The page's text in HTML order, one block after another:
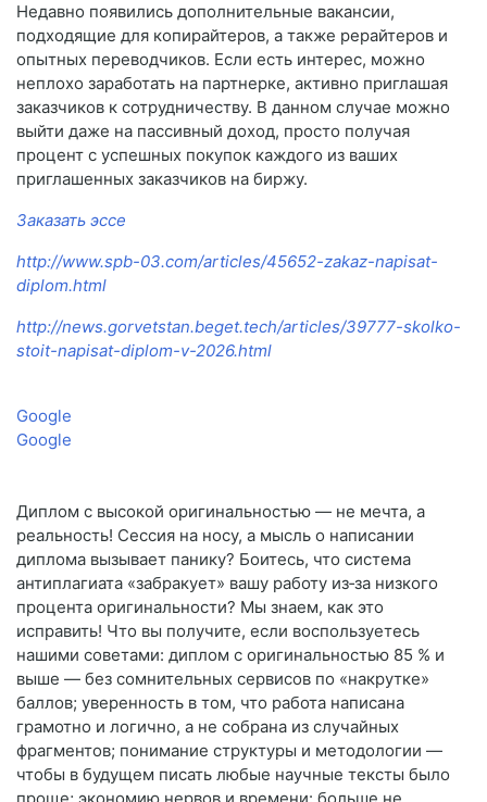
Недавно появились дополнительные вакансии,
подходящие для копирайтеров, а также рерайтеров и
опытных переводчиков. Если есть интерес, можно
неплохо заработать на партнерке, активно приглашая
заказчиков к сотрудничеству. В данном случае можно
выйти даже на пассивный доход, просто получая
процент с успешных покупок каждого из ваших
приглашенных заказчиков на биржу.
Заказать эссе
http://www.spb-03.com/articles/45652-zakaz-napisat-
diplom.html
http://news.gorvetstan.beget.tech/articles/39777-skolko-
stoit-napisat-diplom-v-2026.html
Google
Google
Диплом с высокой оригинальностью — не мечта, а
реальность! Сессия на носу, а мысль о написании
диплома вызывает панику? Боитесь, что система
антиплагиата «забракует» вашу работу из‑за низкого
процента оригинальности? Мы знаем, как это
исправить! Что вы получите, если воспользуетесь
нашими советами: диплом с оригинальностью 85 % и
выше — без сомнительных сервисов по «накрутке»
баллов; уверенность в том, что работа написана
грамотно и логично, а не собрана из случайных
фрагментов; понимание структуры и методологии —
чтобы в будущем писать любые научные тексты было